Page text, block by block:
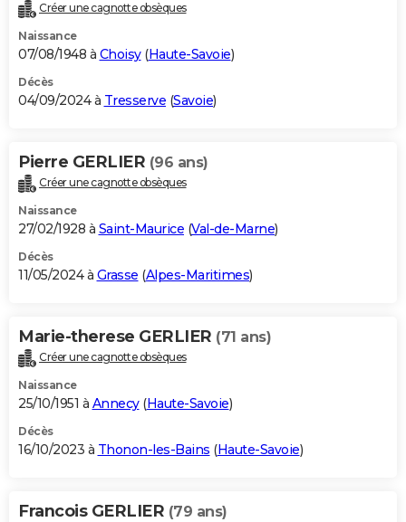
Créer une cagnotte obsèques
Naissance
07/08/1948 à Choisy(Haute-Savoie)
Décès
04/09/2024 à Tresserve (Savoie)
Pierre GERLIER (96 ans)
Créer une cagnotte obsèques
Naissance
27/02/1928 à Saint-Maurice (Val-de-Marne)
Décès
11/05/2024 à Grasse (Alpes-Maritimes)
Marie-therese GERLIER (71 ans)
Créer une cagnotte obsèques
Naissance
25/10/1951 à Annecy(Haute-Savoie)
Décès
16/10/2023 à Thonon-les-Bains (Haute-Savoie)
Francois GERLIER (79 ans)